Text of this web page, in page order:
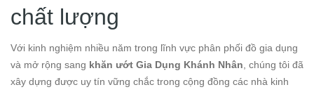
chất lượng
Với kinh nghiệm nhiều năm trong lĩnh vực phân phối đồ gia dụng
và mở rộng sang khăn ướt Gia Dụng Khánh Nhân, chúng tôi đã
xây dựng được uy tín vững chắc trong cộng đồng các nhà kinh